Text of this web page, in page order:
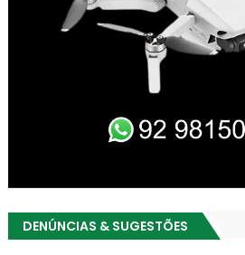
DENÚNCIAS & SUGESTÕES